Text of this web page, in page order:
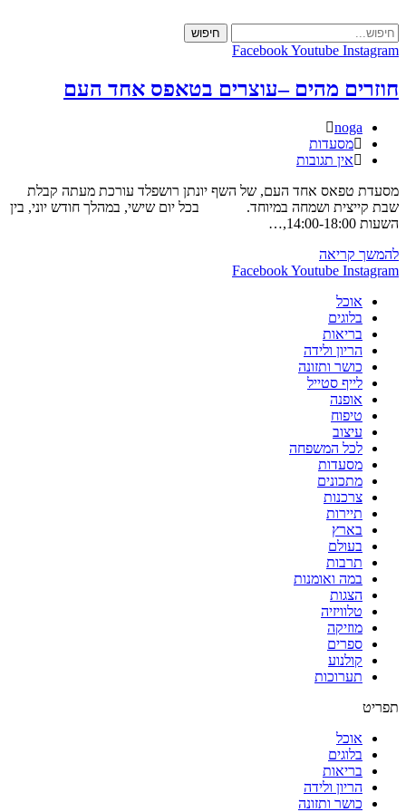
to
content
חיפוש
FacebookYoutube Instagram
חוזרים מהים –עוצרים בטאפס אחד העם
מחבר:
noga
קטגוריה:
מסעדות
תגובות:
אין תגובות
מסעדת טפאס אחד העם, של השף יונתן רושפלד עורכת מעתה קבלת
שבת קייצית ושמחה במיוחד. בכל יום שישי, במהלך חודש יוני, בין
השעות 14:00-18:00,…
להמשך קריאהחוזרים
מהים
העם
FacebookYoutube Instagram
אוכל
בלוגים
בריאות
הריון ולידה
כושר ותזונה
לייף סטייל
אופנה
טיפוח
עיצוב
לכל המשפחה
מסעדות
מתכונים
צרכנות
תיירות
בארץ
בעולם
תרבות
במה ואומנות
הצגות
טלוויזיה
מוזיקה
ספרים
קולנוע
תערוכות
תפריט
אוכל
בלוגים
בריאות
הריון ולידה
כושר ותזונה